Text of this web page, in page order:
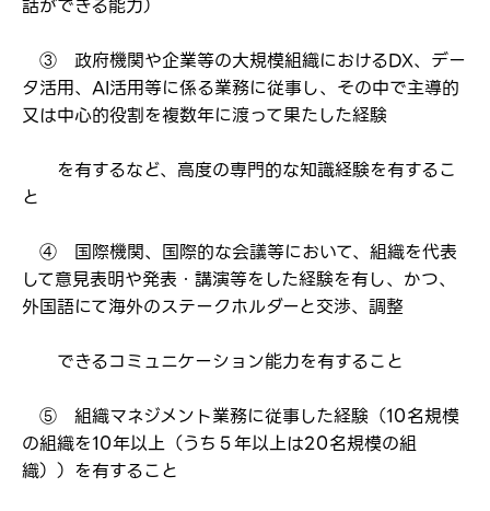
話ができる能力）
③ 政府機関や企業等の大規模組織におけるDX、デー
タ活用、AI活用等に係る業務に従事し、その中で主導的
又は中心的役割を複数年に渡って果たした経験
を有するなど、高度の専門的な知識経験を有するこ
と
④ 国際機関、国際的な会議等において、組織を代表
して意見表明や発表・講演等をした経験を有し、かつ、
外国語にて海外のステークホルダーと交渉、調整
できるコミュニケーション能力を有すること
⑤ 組織マネジメント業務に従事した経験（10名規模
の組織を10年以上（うち５年以上は20名規模の組
織））を有すること